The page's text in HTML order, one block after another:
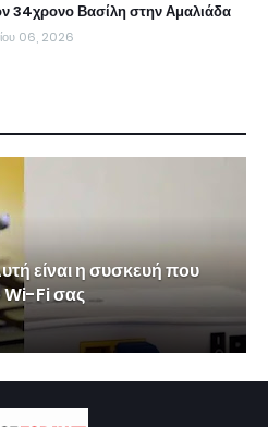
34χρονο Βασίλη στην Αμαλιάδα
06, 2026
είναι η συσκευή που
Wi-Fi σας